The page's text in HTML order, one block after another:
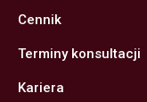
Cennik
Terminy konsultacji
Kariera